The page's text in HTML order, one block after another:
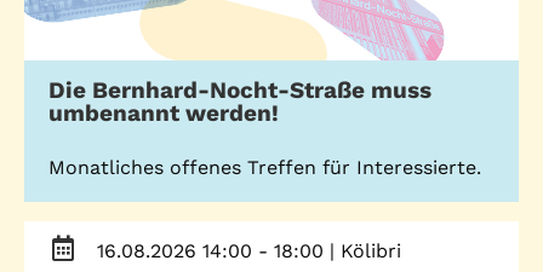
Förderer
Beratung +
starK
Gefährliche Orte
Kölibri
Die Bernhard-Nocht-Straße muss
umbenannt werden!
Monatliches offenes Treffen für Interessierte.
16.08.2026 14:00 - 18:00 | Kölibri